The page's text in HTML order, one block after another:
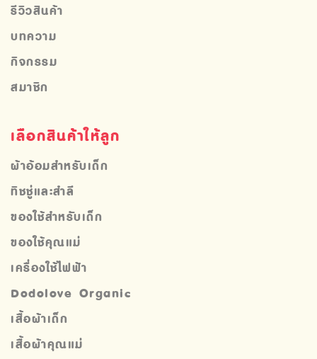
รีวิวสินค้า
บทความ
กิจกรรม
สมาชิก
เลือกสินค้าให้ลูก
ผ้าอ้อมสำหรับเด็ก
ทิชชู่และสำลี
ของใช้สำหรับเด็ก
ของใช้คุณแม่
เครื่องใช้ไฟฟ้า
Dodolove Organic
เสื้อผ้าเด็ก
เสื้อผ้าคุณแม่